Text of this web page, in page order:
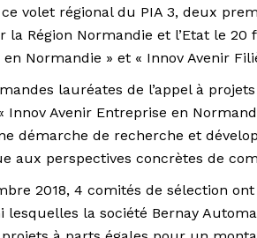
volet régional du PIA 3, deux
la Région Normandie et l’Etat le 20
Normandie » et « Innov Avenir
lauréates de l’appel à
Innov Avenir Entreprise en
démarche de recherche et
aux perspectives concrètes de
2018, 4 comités de sélection
la société Bernay